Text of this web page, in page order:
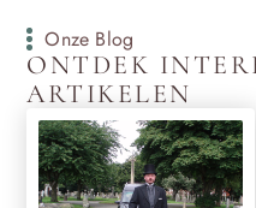
Onze Blog
ONTDEK
ARTIKELEN